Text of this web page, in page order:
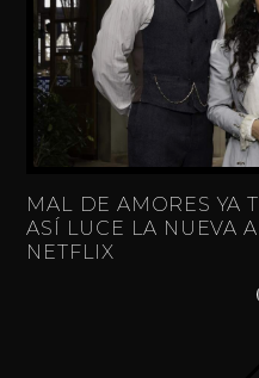
MAL DE AMORES YA
ASÍ LUCE LA NUEVA
NETFLIX